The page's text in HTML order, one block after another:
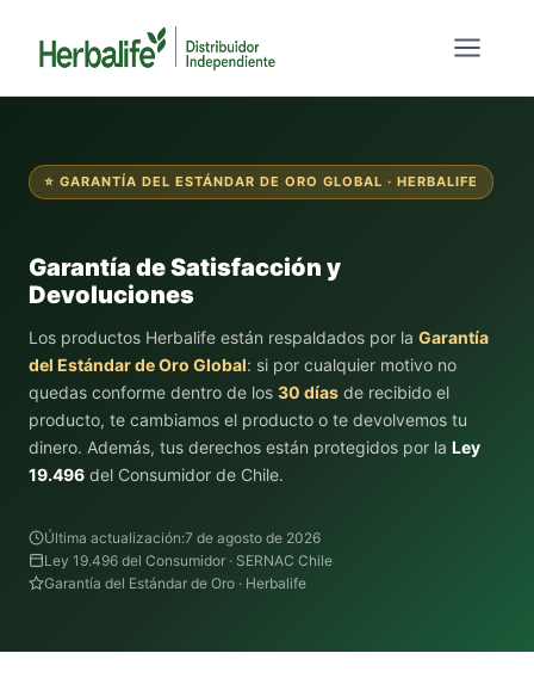
⭐ GARANTÍA DEL ESTÁNDAR DE ORO GLOBAL · HERBALIFE
Garantía de Satisfacción y
Devoluciones
Los productos Herbalife están respaldados por la Garantía
del Estándar de Oro Global: si por cualquier motivo no
quedas conforme dentro de los 30 días de recibido el
producto, te cambiamos el producto o te devolvemos tu
dinero. Además, tus derechos están protegidos por la Ley
19.496 del Consumidor de Chile.
Última actualización:7 de agosto de 2026
Ley 19.496 del Consumidor · SERNAC Chile
Garantía del Estándar de Oro · Herbalife